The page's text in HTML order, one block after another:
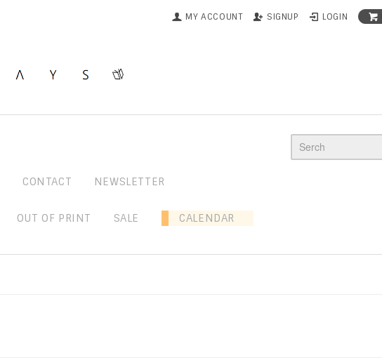
MY ACCOUNT SIGNUP LOGIN
CONTACT NEWSLETTER
OUT OF PRINT SALE CALENDAR